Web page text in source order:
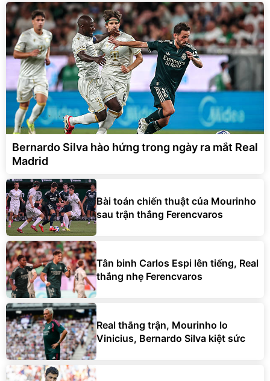
Bernardo Silva hào hứng trong ngày ra mắt Real
Madrid
Bài toán chiến thuật của Mourinho
sau trận thắng Ferencvaros
Tân binh Carlos Espi lên tiếng, Real
thắng nhẹ Ferencvaros
Real thắng trận, Mourinho lo
Vinicius, Bernardo Silva kiệt sức